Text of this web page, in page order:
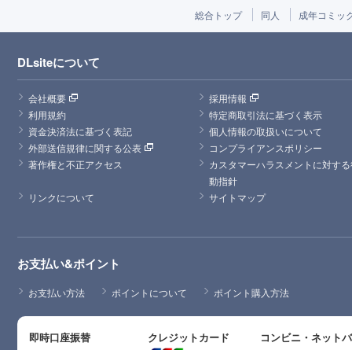
総合トップ 同人 成年コミッ
DLsiteについて
会社概要
採用情報
利用規約
特定商取引法に基づく表示
資金決済法に基づく表記
個人情報の取扱いについて
外部送信規律に関する公表
コンプライアンスポリシー
著作権と不正アクセス
カスタマーハラスメントに対す
動指針
リンクについて
サイトマップ
お支払い&ポイント
お支払い方法 ポイントについて ポイント購入方法
即時口座振替 クレジットカード コンビニ・ネット